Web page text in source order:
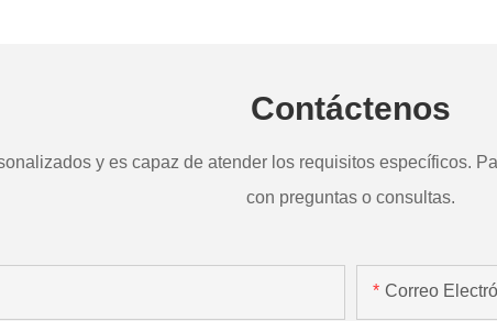
Contáctenos
y es capaz de atender los requisitos específicos.
con preguntas o consultas.
Correo